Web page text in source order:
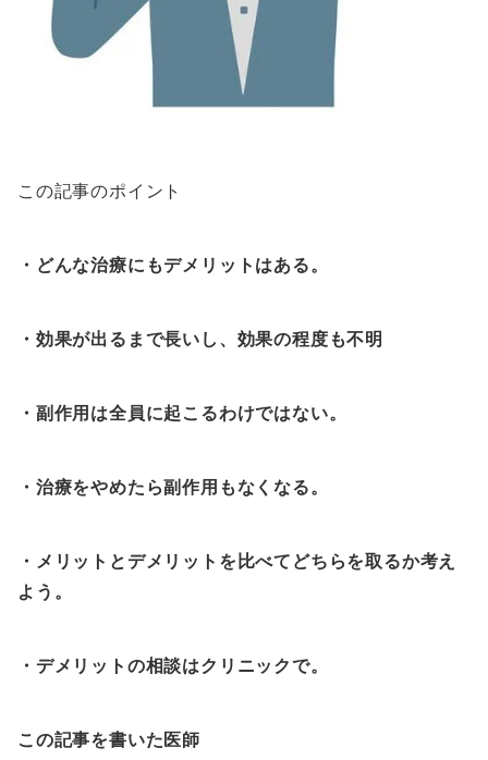
この記事のポイント
・どんな治療にもデメリットはある。
・効果が出るまで長いし、効果の程度も不明
・副作用は全員に起こるわけではない。
・治療をやめたら副作用もなくなる。
・メリットとデメリットを比べてどちらを取るか考え
よう。
・デメリットの相談はクリニックで。
この記事を書いた医師